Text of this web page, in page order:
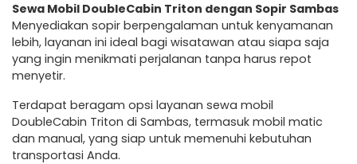
Sewa Mobil DoubleCabin Triton dengan Sopir Sambas
Menyediakan sopir berpengalaman untuk kenyamanan
lebih, layanan ini ideal bagi wisatawan atau siapa saja
yang ingin menikmati perjalanan tanpa harus repot
menyetir.
Terdapat beragam opsi layanan sewa mobil
DoubleCabin Triton di Sambas, termasuk mobil matic
dan manual, yang siap untuk memenuhi kebutuhan
transportasi Anda.